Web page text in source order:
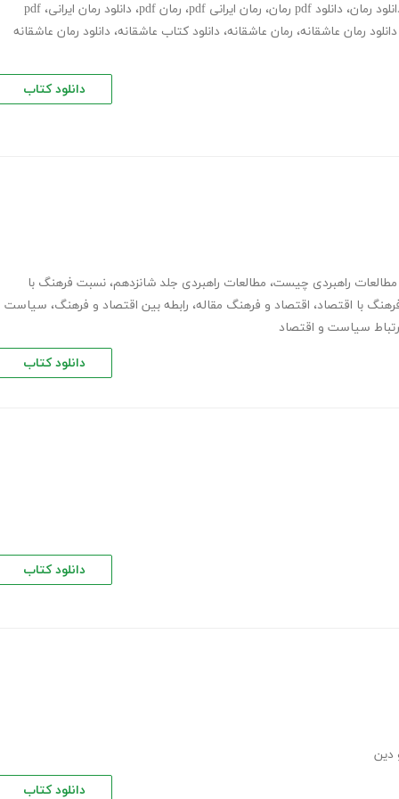
رمان، دانلود pdf رمان ، رمان ایرانی pdf ، رمان pdf ، دانلود رمان ایرانی، pdf
دانلود رمان عاشقانه، رمان عاشقانه، دانلود کتاب عاشقانه، دانلود رمان عاشقانه
دانلود کتاب
مطالعات راهبردی چیست، مطالعات راهبردی جلد شانزدهم، نسبت فرهنگ با
با اقتصاد، اقتصاد و فرهنگ مقاله، رابطه بین اقتصاد و فرهنگ، سیاست
سیاست و اقتصاد
دانلود کتاب
دانلود کتاب
دین
دانلود کتاب